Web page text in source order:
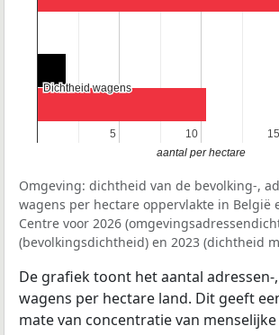
5
5 10
10 15
15
Dichtheid wagens
Dichtheid wagens
aantal per hectare
Omgeving: dichtheid van de bevolking-,
wagens per hectare oppervlakte in België
Centre voor 2026
(bevolkingsdichtheid) en 2023 (dichtheid
De grafiek toont het aantal adressen-
wagens per hectare land. Dit geeft
mate van concentratie van